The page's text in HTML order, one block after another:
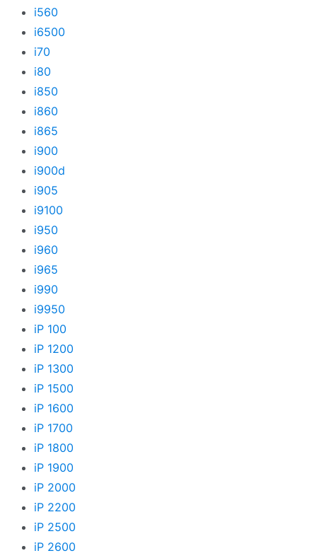
i560
i6500
i70
i80
i850
i860
i865
i900
i900d
i905
i9100
i950
i960
i965
i990
i9950
iP 100
iP 1200
iP 1300
iP 1500
iP 1600
iP 1700
iP 1800
iP 1900
iP 2000
iP 2200
iP 2500
iP 2600